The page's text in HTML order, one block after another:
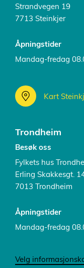
Strandvegen 19
7713 Steinkjer
Åpningstider
Mandag-fredag
Kart
Trondheim
Besøk oss
Fylkets hus
Erling Skakkesgt.
7013 Trondheim
Åpningstider
Mandag-fredag
Velg